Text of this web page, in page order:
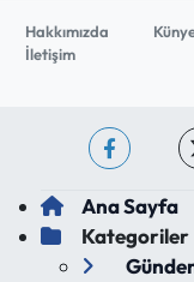
Hakkımızda
İletişim
Ana Sayfa
Kategoriler